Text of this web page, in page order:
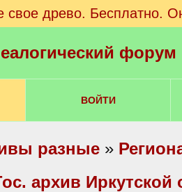
свое древо. Бесплатно.
ВОЙТИ
разные »
архив Иркутской